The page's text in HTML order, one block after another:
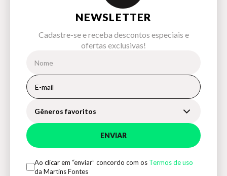
NEWSLETTER
Cadastre-se e receba descontos especiais e
ofertas exclusivas!
Gêneros favoritos
ENVIAR
Ao clicar em “enviar” concordo com os Termos de uso
da Martins Fontes